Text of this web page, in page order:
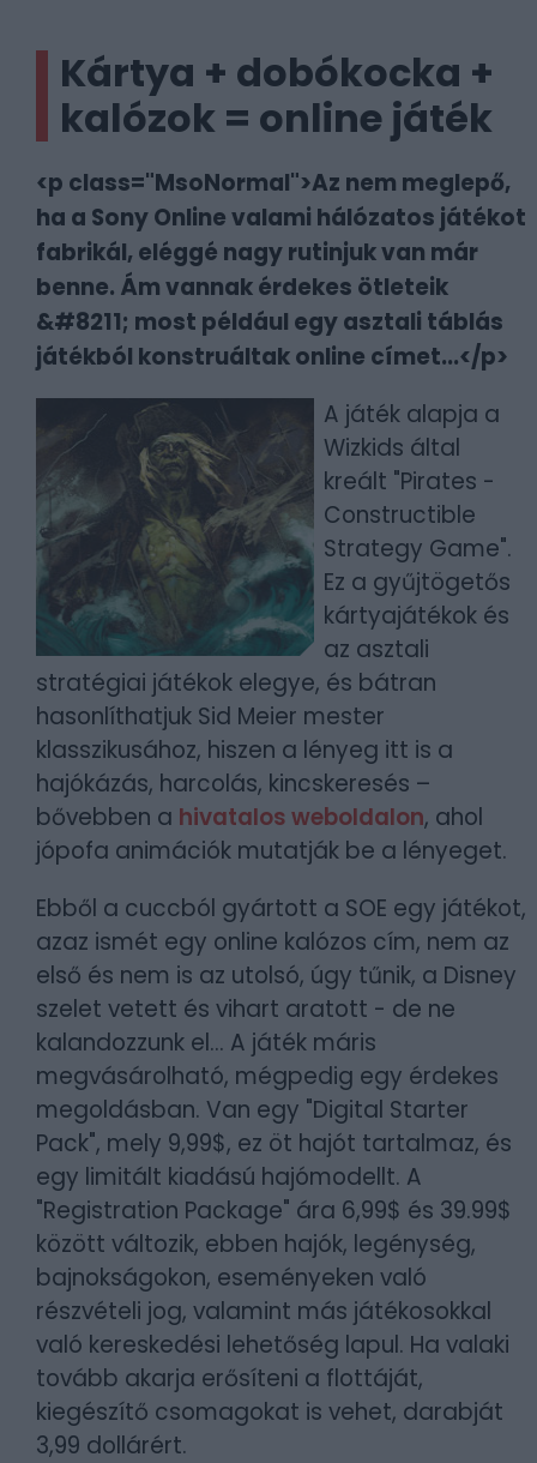
Kártya + dobókocka +
kalózok = online játék
<p class="MsoNormal">Az nem meglepő,
ha a Sony Online valami hálózatos játékot
fabrikál, eléggé nagy rutinjuk van már
benne. Ám vannak érdekes ötleteik
&#8211; most például egy asztali táblás
játékból konstruáltak online címet...</p>
A játék alapja a
Wizkids által
kreált "Pirates -
Constructible
Strategy Game".
Ez a gyűjtögetős
kártyajátékok és
az asztali
stratégiai játékok elegye, és bátran
hasonlíthatjuk Sid Meier mester
klasszikusához, hiszen a lényeg itt is a
hajókázás, harcolás, kincskeresés –
bővebben a hivatalos weboldalon, ahol
jópofa animációk mutatják be a lényeget.
Ebből a cuccból gyártott a SOE egy játékot,
azaz ismét egy online kalózos cím, nem az
első és nem is az utolsó, úgy tűnik, a Disney
szelet vetett és vihart aratott - de ne
kalandozzunk el... A játék máris
megvásárolható, mégpedig egy érdekes
megoldásban. Van egy "Digital Starter
Pack", mely 9,99$, ez öt hajót tartalmaz, és
egy limitált kiadású hajómodellt. A
"Registration Package" ára 6,99$ és 39.99$
között változik, ebben hajók, legénység,
bajnokságokon, eseményeken való
részvételi jog, valamint más játékosokkal
való kereskedési lehetőség lapul. Ha valaki
tovább akarja erősíteni a flottáját,
kiegészítő csomagokat is vehet, darabját
3,99 dollárért.